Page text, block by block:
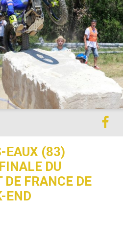
EAUX (83)
DU
FRANCE DE
END